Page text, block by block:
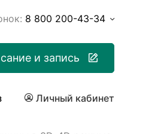
8 800 200-43-34
и запись
Личный кабинет